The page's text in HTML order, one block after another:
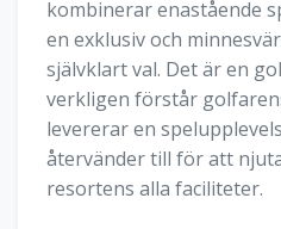
kombinerar enastående
en exklusiv och
självklart val. Det är en
verkligen förstår
levererar en
återvänder till för att
resortens alla faciliteter.